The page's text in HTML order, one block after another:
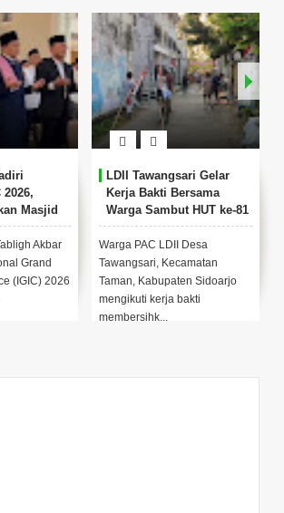
Masjid
UmatAkbar
Grand
(IGIC) 2026
LDII Tawangsari Gelar
Kerja Bakti Bersama
Warga Sambut HUT ke-81
RI
Warga PAC LDII Desa
Tawangsari, Kecamatan
Taman, Kabupaten Sidoarjo
mengikuti kerja bakti
membersihk...